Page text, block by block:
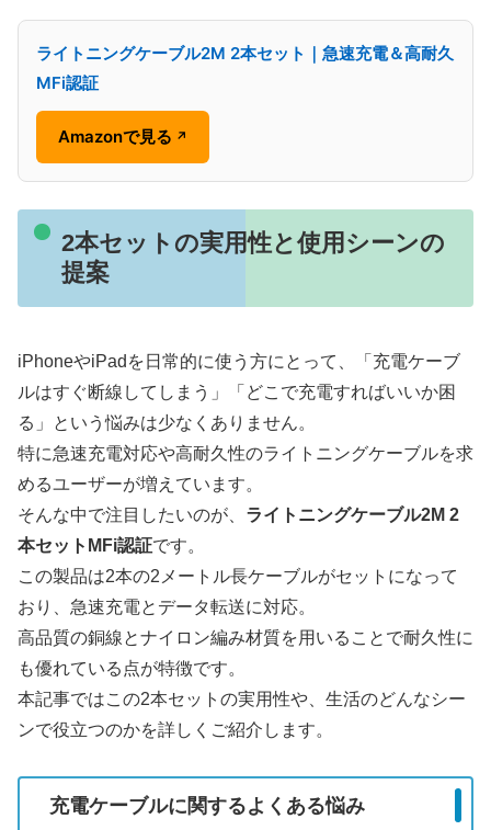
ライトニングケーブル2M 2本セット｜急速充電＆高耐久
MFi認証
Amazonで見る ↗
2本セットの実用性と使用シーンの
提案
iPhoneやiPadを日常的に使う方にとって、「充電ケーブ
ルはすぐ断線してしまう」「どこで充電すればいいか困
る」という悩みは少なくありません。
特に急速充電対応や高耐久性のライトニングケーブルを求
めるユーザーが増えています。
そんな中で注目したいのが、 ライトニングケーブル2M 2
本セットMFi認証です。
この製品は2本の2メートル長ケーブルがセットになって
おり、急速充電とデータ転送に対応。
高品質の銅線とナイロン編み材質を用いることで耐久性に
も優れている点が特徴です。
本記事ではこの2本セットの実用性や、生活のどんなシー
ンで役立つのかを詳しくご紹介します。
充電ケーブルに関するよくある悩み